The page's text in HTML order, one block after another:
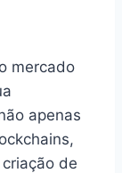
mercado
apenas
de